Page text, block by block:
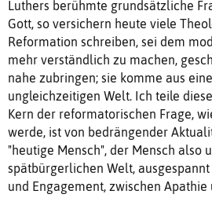
Luthers berühmte grundsätzliche
Gott, so versichern heute viele
Reformation schreiben, sei dem
mehr verständlich zu machen,
nahe zubringen; sie komme aus
ungleichzeitigen Welt. Ich teile
Kern der reformatorischen Frage,
werde, ist von bedrängender
"heutige Mensch", der Mensch also
spätbürgerlichen Welt,
und Engagement, zwischen